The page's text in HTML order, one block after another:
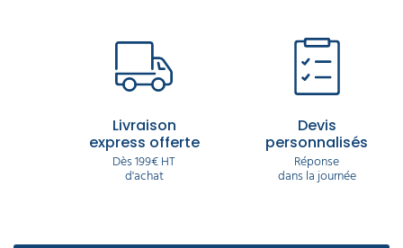
Livraison
express offerte
Dès 199€ HT
d'achat
Devis
personnalisés
Réponse
dans la journée